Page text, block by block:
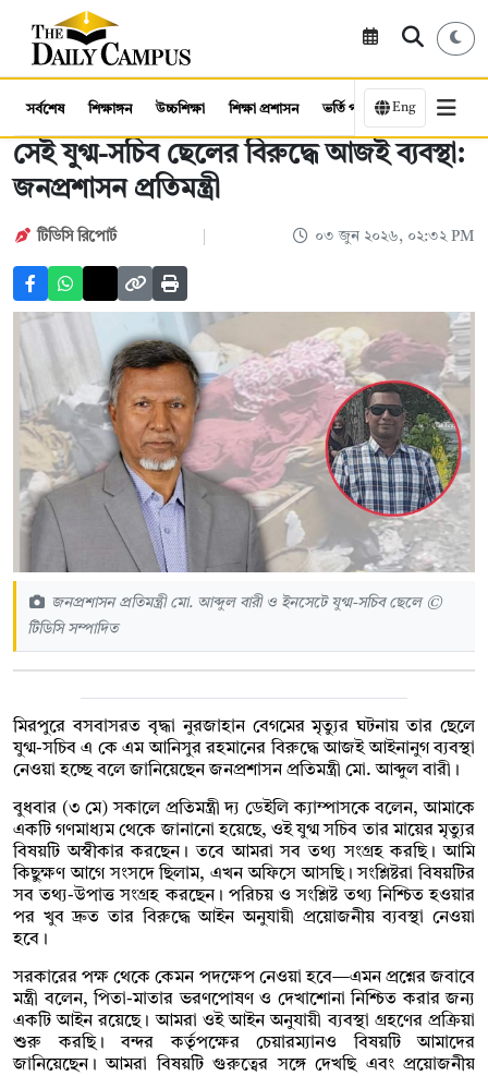
সর্বশেষ শিক্ষাঙ্গন উচ্চশিক্ষা শিক্ষা প্রশাসন ভর্তি পরীক্ষা কর্মসংস্থান
Eng
সেই যুগ্ম-সচিব ছেলের বিরুদ্ধে আজই ব্যবস্থা:
জনপ্রশাসন প্রতিমন্ত্রী
টিডিসি রিপোর্ট ০৩ জুন ২০২৬, ০২:৩২ PM
জনপ্রশাসন প্রতিমন্ত্রী মো. আব্দুল বারী ও ইনসেটে যুগ্ম-সচিব ছেলে ©
টিডিসি সম্পাদিত
মিরপুরে বসবাসরত বৃদ্ধা নুরজাহান বেগমের মৃত্যুর ঘটনায় তার ছেলে
যুগ্ম-সচিব এ কে এম আনিসুর রহমানের বিরুদ্ধে আজই আইনানুগ ব্যবস্থা
নেওয়া হচ্ছে বলে জানিয়েছেন জনপ্রশাসন প্রতিমন্ত্রী মো. আব্দুল বারী।
বুধবার (৩ মে) সকালে প্রতিমন্ত্রী দ্য ডেইলি ক্যাম্পাসকে বলেন, আমাকে
একটি গণমাধ্যম থেকে জানানো হয়েছে, ওই যুগ্ম সচিব তার মায়ের মৃত্যুর
বিষয়টি অস্বীকার করছেন। তবে আমরা সব তথ্য সংগ্রহ করছি। আমি
কিছুক্ষণ আগে সংসদে ছিলাম, এখন অফিসে আসছি। সংশ্লিষ্টরা বিষয়টির
সব তথ্য-উপাত্ত সংগ্রহ করছেন। পরিচয় ও সংশ্লিষ্ট তথ্য নিশ্চিত হওয়ার
পর খুব দ্রুত তার বিরুদ্ধে আইন অনুযায়ী প্রয়োজনীয় ব্যবস্থা নেওয়া
হবে।
সরকারের পক্ষ থেকে কেমন পদক্ষেপ নেওয়া হবে—এমন প্রশ্নের জবাবে
মন্ত্রী বলেন, পিতা-মাতার ভরণপোষণ ও দেখাশোনা নিশ্চিত করার জন্য
একটি আইন রয়েছে। আমরা ওই আইন অনুযায়ী ব্যবস্থা গ্রহণের প্রক্রিয়া
শুরু করছি। বন্দর কর্তৃপক্ষের চেয়ারম্যানও বিষয়টি আমাদের
জানিয়েছেন। আমরা বিষয়টি গুরুত্বের সঙ্গে দেখছি এবং প্রয়োজনীয়